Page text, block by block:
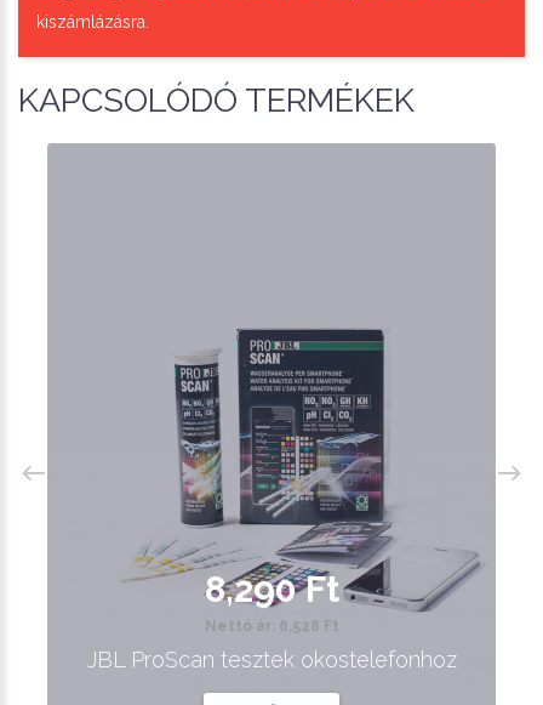
kiszámlázásra.
KAPCSOLÓDÓ TERMÉKEK
8,290 Ft
Nettó ár: 6,528 Ft
JBL ProScan tesztek okostelefonhoz